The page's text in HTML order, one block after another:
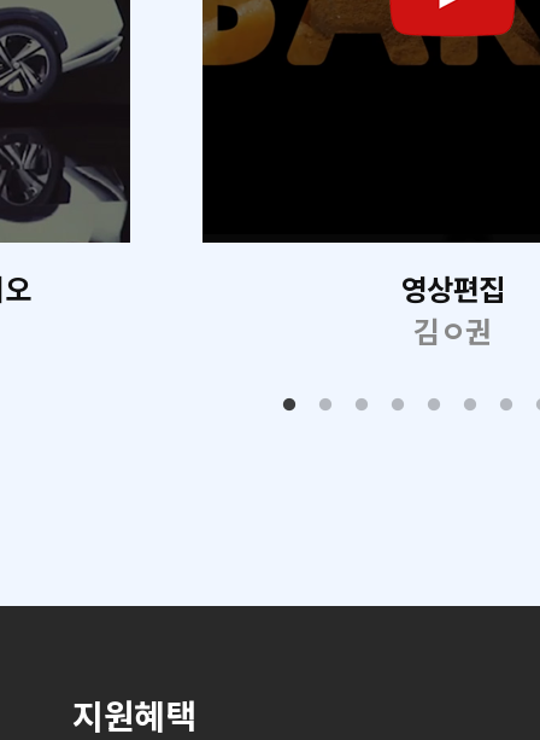
영상편집
김ㅇ권
지원혜택